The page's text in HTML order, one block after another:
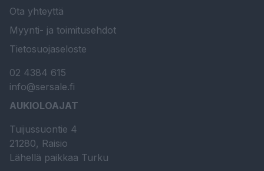
Ota yhteyttä
Myynti- ja toimitusehdot
Tietosuojaseloste
02 4384 615
info@sersale.fi
AUKIOLOAJAT
Tuijussuontie 4
21280, Raisio
Lähellä paikkaa Turku